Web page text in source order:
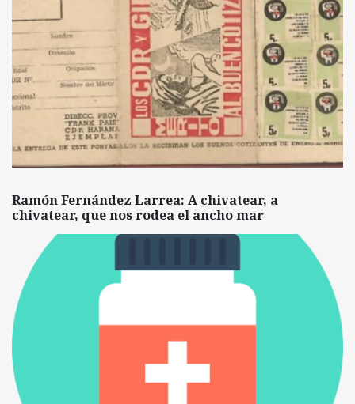
Ramón Fernández Larrea: A chivatear, a
chivatear, que nos rodea el ancho mar